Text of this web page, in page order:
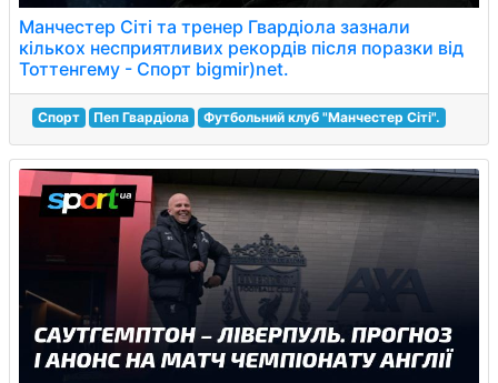
Манчестер Сіті та тренер Гвардіола зазнали
кількох несприятливих рекордів після поразки від
Тоттенгему - Спорт bigmir)net.
Спорт Пеп Гвардіола Футбольний клуб "Манчестер Сіті".